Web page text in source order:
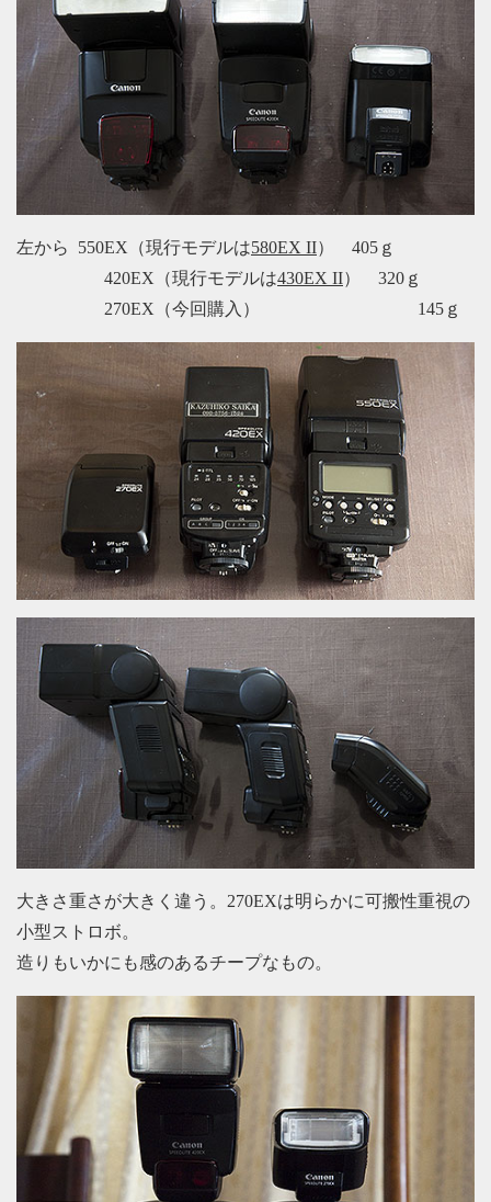
左から 550EX（現行モデルは580EX II） 405ｇ
420EX（現行モデルは430EX II） 320ｇ
270EX（今回購入） 145ｇ
大きさ重さが大きく違う。270EXは明らかに可搬性重視の
小型ストロボ。
造りもいかにも感のあるチープなもの。